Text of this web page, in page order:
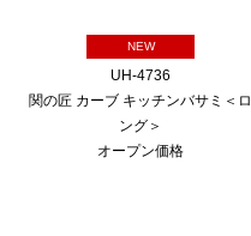
NEW
UH-4736
関の匠 カーブ キッチンバサミ＜ロ
ング＞
オープン価格